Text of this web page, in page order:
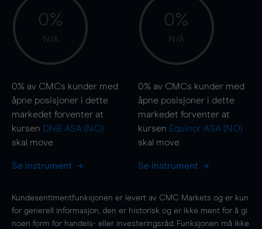
0%
N/A
0% av CMCs kunder med
åpne posisjoner i dette
markedet forventer at
kursen DNB ASA (NO)
skal move
Se instrument
0%
N/A
0% av CMCs kunder med
åpne posisjoner i dette
markedet forventer at
kursen Equinor ASA (NO)
skal move
Se instrument
Kundesentimentfunksjonen er levert av CMC Markets og er kun
for generell informasjon, den er historisk og er ikke ment for å gi
noen form for handels- eller investeringsråd. Funksjonen må ikke